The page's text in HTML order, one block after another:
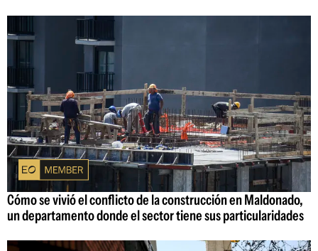
Cómo se vivió el conflicto de la construcción en Maldonado,
un departamento donde el sector tiene sus particularidades